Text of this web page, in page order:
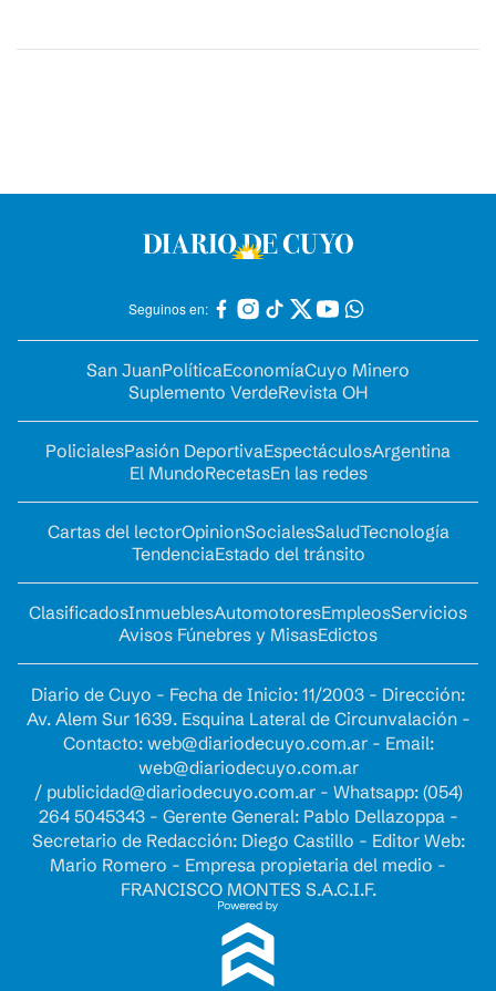
Seguinos en:
San JuanPolíticaEconomíaCuyo Minero
Suplemento VerdeRevista OH
PolicialesPasión DeportivaEspectáculosArgentina
El MundoRecetasEn las redes
Cartas del lectorOpinionSocialesSaludTecnología
TendenciaEstado del tránsito
ClasificadosInmueblesAutomotoresEmpleosServicios
Avisos Fúnebres y MisasEdictos
Diario de Cuyo - Fecha de Inicio: 11/2003 - Dirección:
Av. Alem Sur 1639. Esquina Lateral de Circunvalación -
Contacto: web@diariodecuyo.com.ar- Email:
web@diariodecuyo.com.ar
/ publicidad@diariodecuyo.com.ar- Whatsapp: (054)
264 5045343 - Gerente General: Pablo Dellazoppa -
Secretario de Redacción: Diego Castillo - Editor Web:
Mario Romero - Empresa propietaria del medio -
FRANCISCO MONTES S.A.C.I.F.